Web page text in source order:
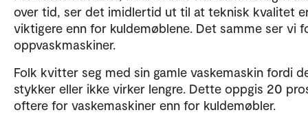
over tid, ser det imidlertid ut til at teknisk kvalitet
viktigere enn for kuldemøblene. Det samme ser vi
oppvaskmaskiner.
Folk kvitter seg med sin gamle vaskemaskin fordi
stykker eller ikke virker lengre. Dette oppgis 20
oftere for vaskemaskiner enn for kuldemøbler.